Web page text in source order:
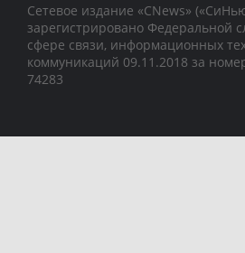
Сетевое издание «CNews»
зарегистрировано Федеральной
сфере связи, информационных
коммуникаций 09.11.2018 за
74283